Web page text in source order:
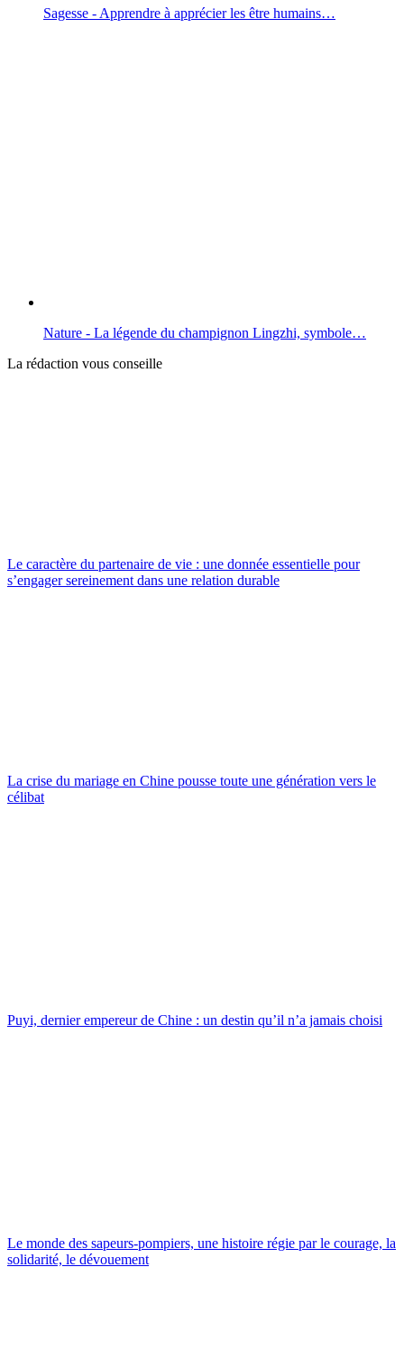
Sagesse - Apprendre à apprécier les être humains…
Nature - La légende du champignon Lingzhi, symbole…
La rédaction vous conseille
Le caractère du partenaire de vie : une donnée essentielle pour
s’engager sereinement dans une relation durable
La crise du mariage en Chine pousse toute une génération vers le
célibat
Puyi, dernier empereur de Chine : un destin qu’il n’a jamais choisi
Le monde des sapeurs-pompiers, une histoire régie par le courage, la
solidarité, le dévouement